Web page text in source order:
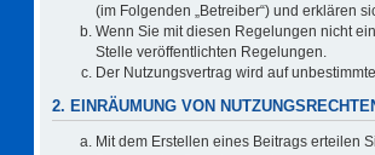
(im Folgenden „Betreiber“) und erklären
Wenn Sie mit diesen Regelungen nicht
Stelle veröffentlichten Regelungen.
Der Nutzungsvertrag wird auf
2. EINRÄUMUNG VON
Mit dem Erstellen eines Beitrags erteilen